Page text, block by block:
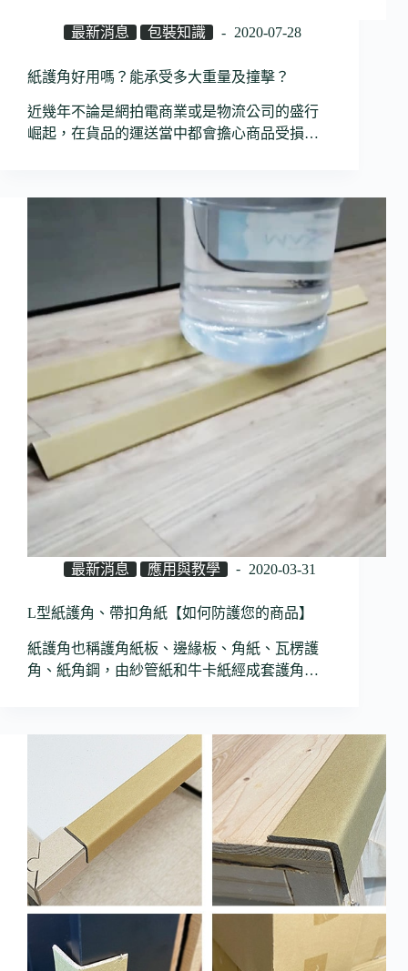
最新消息 包裝知識 2020-07-28
紙護角好用嗎？能承受多大重量及撞擊？
近幾年不論是網拍電商業或是物流公司的盛行
崛起，在貨品的運送當中都會擔心商品受損…
最新消息 應用與教學 2020-03-31
L型紙護角、帶扣角紙【如何防護您的商品】
紙護角也稱護角紙板、邊緣板、角紙、瓦楞護
角、紙角鋼，由紗管紙和牛卡紙經成套護角…